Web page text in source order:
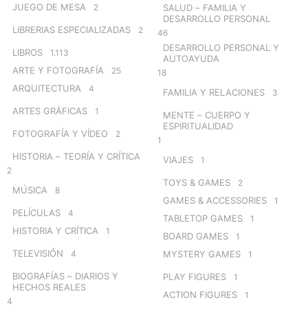
JUEGO DE MESA 2
LIBRERIAS ESPECIALIZADAS 2
LIBROS 1.113
ARTE Y FOTOGRAFÍA 25
ARQUITECTURA 4
ARTES GRÁFICAS 1
FOTOGRAFÍA Y VÍDEO 2
HISTORIA – TEORÍA Y CRÍTICA
2
MÚSICA 8
PELÍCULAS 4
HISTORIA Y CRÍTICA 1
TELEVISIÓN 4
BIOGRAFÍAS – DIARIOS Y
HECHOS REALES
4
SALUD – FAMILIA Y
DESARROLLO PERSONAL
46
DESARROLLO PERSONAL Y
AUTOAYUDA
18
FAMILIA Y RELACIONES 3
MENTE – CUERPO Y
ESPIRITUALIDAD
1
VIAJES 1
TOYS & GAMES 2
GAMES & ACCESSORIES 1
TABLETOP GAMES 1
BOARD GAMES 1
MYSTERY GAMES 1
PLAY FIGURES 1
ACTION FIGURES 1